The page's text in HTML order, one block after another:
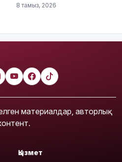
8 тамыз, 2026
материалдар, авторлық
Қызмет